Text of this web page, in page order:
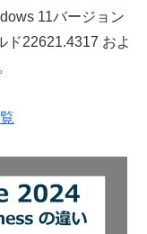
11バージョン
ド22621.4317 およ